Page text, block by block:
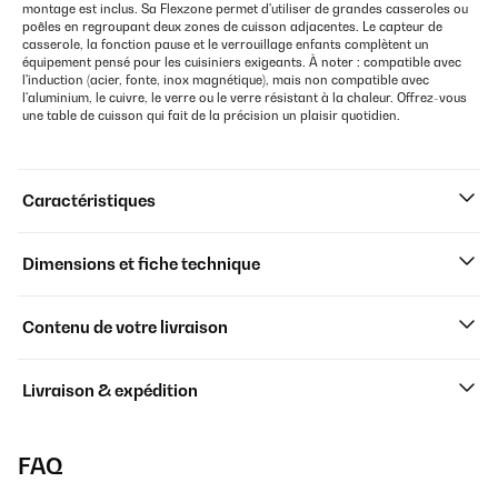
montage est inclus. Sa Flexzone permet d'utiliser de grandes casseroles ou
poêles en regroupant deux zones de cuisson adjacentes. Le capteur de
casserole, la fonction pause et le verrouillage enfants complètent un
équipement pensé pour les cuisiniers exigeants. À noter : compatible avec
l'induction (acier, fonte, inox magnétique), mais non compatible avec
l'aluminium, le cuivre, le verre ou le verre résistant à la chaleur. Offrez-vous
une table de cuisson qui fait de la précision un plaisir quotidien.
Caractéristiques
Dimensions et fiche technique
Contenu de votre livraison
Livraison & expédition
FAQ